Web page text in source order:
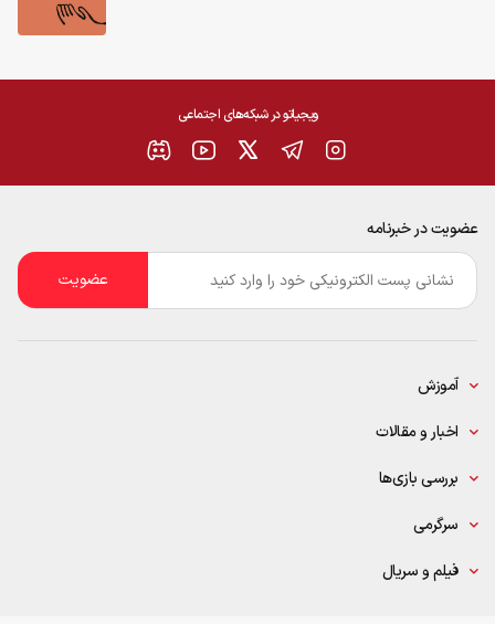
ویجیاتو در شبکه‌های اجتماعی
عضویت در خبرنامه
ایمیل
آموزش
اخبار و مقالات
بررسی بازی‌ها
سرگرمی
فیلم و سریال